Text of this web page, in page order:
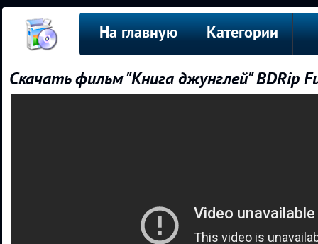
На главную Категории
Скачать фильм "Книга джунглей" BDRip